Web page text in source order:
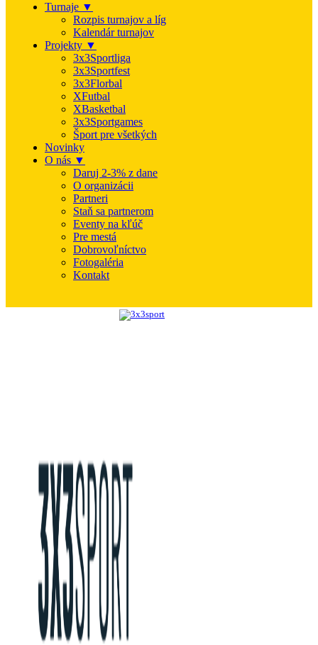
Turnaje ▼
Rozpis turnajov a líg
Kalendár turnajov
Projekty ▼
3x3Sportliga
3x3Sportfest
3x3Florbal
XFutbal
XBasketbal
3x3Sportgames
Šport pre všetkých
Novinky
O nás ▼
Daruj 2-3% z dane
O organizácii
Partneri
Staň sa partnerom
Eventy na kľúč
Pre mestá
Dobrovoľníctvo
Fotogaléria
Kontakt